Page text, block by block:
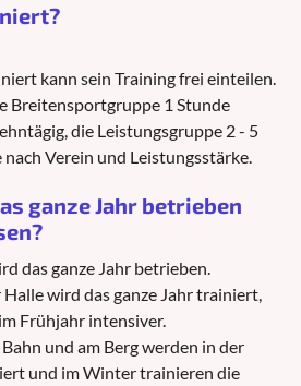
kann sein Training frei einteilen.
Breitensportgruppe 1 Stunde
die Leistungsgruppe 2 - 5
nach Verein und Leistungsstärke.
ganze Jahr betrieben
das ganze Jahr betrieben.
wird das ganze Jahr trainiert,
Frühjahr intensiver.
und am Berg werden in der
und im Winter trainieren die